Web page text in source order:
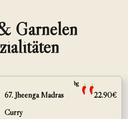
Garnelen
67. Jheenga Madras
Curry
bg
22.90€